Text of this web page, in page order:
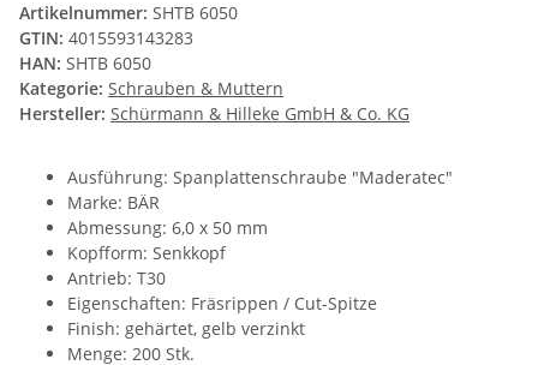
Artikelnummer: SHTB 6050
GTIN: 4015593143283
HAN: SHTB 6050
Kategorie: Schrauben & Muttern
Hersteller: Schürmann & Hilleke GmbH & Co. KG
Ausführung: Spanplattenschraube "Maderatec"
Marke: BÄR
Abmessung: 6,0 x 50 mm
Kopfform: Senkkopf
Antrieb: T30
Eigenschaften: Fräsrippen / Cut-Spitze
Finish: gehärtet, gelb verzinkt
Menge: 200 Stk.